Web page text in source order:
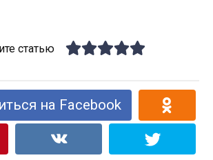
статью
на Facebook